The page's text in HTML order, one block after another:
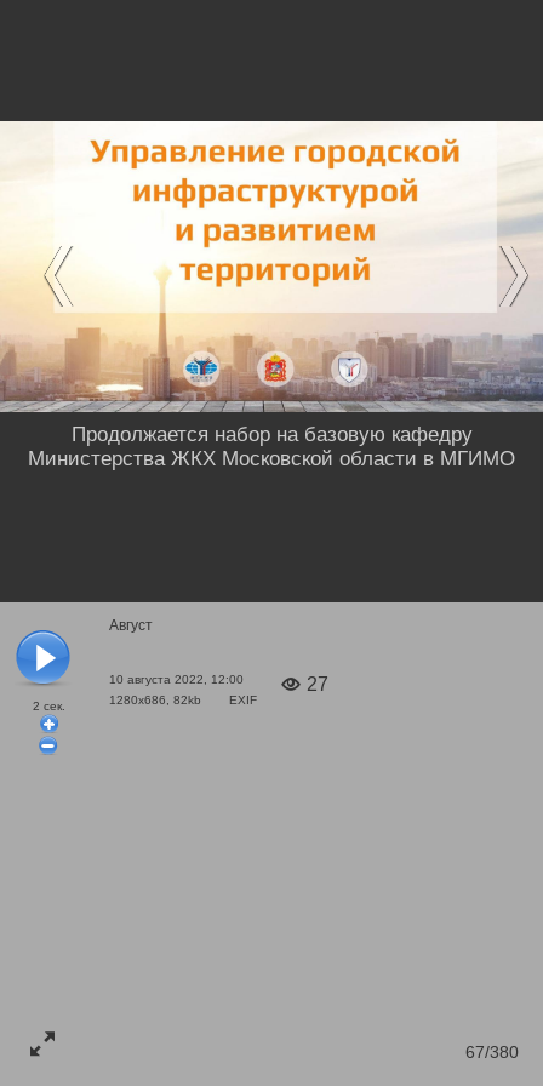
2 сек.
Август
10 августа 2022, 12:00
1280x686, 82kb
EXIF
27
67/380
Продолжается набор на базовую кафедру
Министерства ЖКХ Московской области в МГИМО